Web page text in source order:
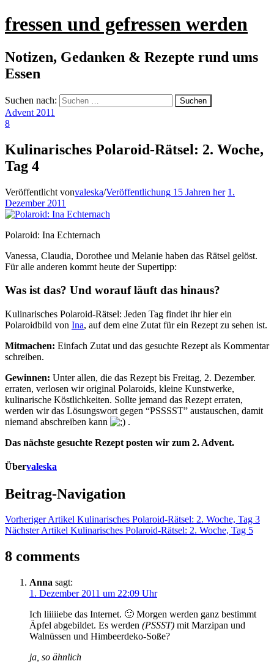
fressen und gefressen werden
Notizen, Gedanken & Rezepte rund ums
Essen
Suchen nach:
Advent 2011
8
Kulinarisches Polaroid-Rätsel: 2. Woche,
Tag 4
Veröffentlicht vonvaleska/Veröffentlichung 15 Jahren her 1.
Dezember 2011
Polaroid: Ina Echternach
Vanessa, Claudia, Dorothee und Melanie haben das Rätsel gelöst.
Für alle anderen kommt heute der Supertipp:
Was ist das? Und worauf läuft das hinaus?
Kulinarisches Polaroid-Rätsel: Jeden Tag findet ihr hier ein
Polaroidbild von Ina, auf dem eine Zutat für ein Rezept zu sehen ist.
Mitmachen: Einfach Zutat und das gesuchte Rezept als Kommentar
schreiben.
Gewinnen: Unter allen, die das Rezept bis Freitag, 2. Dezember.
erraten, verlosen wir original Polaroids, kleine Kunstwerke,
kulinarische Köstlichkeiten. Sollte jemand das Rezept erraten,
werden wir das Lösungswort gegen “PSSSST” austauschen, damit
niemand abschreiben kann
.
Das nächste gesuchte Rezept posten wir zum 2. Advent.
Übervaleska
Beitrag-Navigation
Vorheriger Artikel Kulinarisches Polaroid-Rätsel: 2. Woche, Tag 3
Nächster Artikel Kulinarisches Polaroid-Rätsel: 2. Woche, Tag 5
8 comments
Anna sagt:
1. Dezember 2011 um 22:09 Uhr
Ich liiiiiebe das Internet. 🙂 Morgen werden ganz bestimmt
Äpfel abgebildet. Es werden (PSSST) mit Marzipan und
Walnüssen und Himbeerdeko-Soße?
ja, so ähnlich